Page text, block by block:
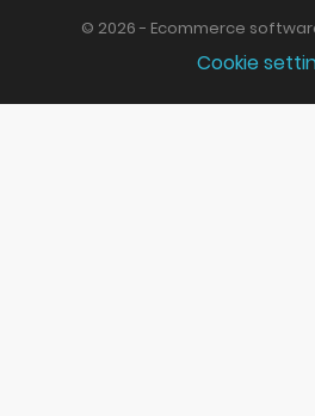
© 2026 - Ecommerce
Cookie